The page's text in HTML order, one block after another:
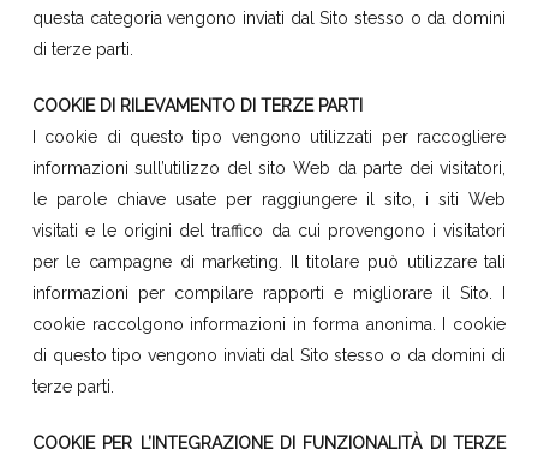
questa categoria vengono inviati dal Sito stesso o da domini
di terze parti.
COOKIE DI RILEVAMENTO DI TERZE PARTI
I cookie di questo tipo vengono utilizzati per raccogliere
informazioni sull’utilizzo del sito Web da parte dei visitatori,
le parole chiave usate per raggiungere il sito, i siti Web
visitati e le origini del traffico da cui provengono i visitatori
per le campagne di marketing. Il titolare può utilizzare tali
informazioni per compilare rapporti e migliorare il Sito. I
cookie raccolgono informazioni in forma anonima. I cookie
di questo tipo vengono inviati dal Sito stesso o da domini di
terze parti.
COOKIE PER L’INTEGRAZIONE DI FUNZIONALITÀ DI TERZE